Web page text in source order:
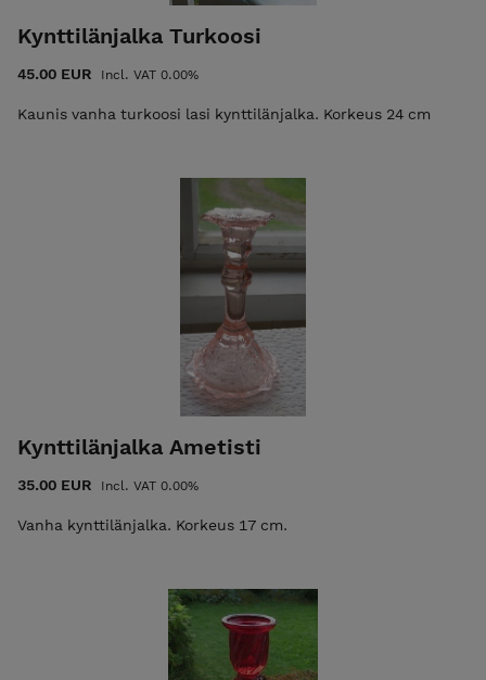
Kynttilänjalka Turkoosi
45.00 EUR Incl. VAT 0.00%
Kaunis vanha turkoosi lasi kynttilänjalka. Korkeus 24 cm
Kynttilänjalka Ametisti
35.00 EUR Incl. VAT 0.00%
Vanha kynttilänjalka. Korkeus 17 cm.